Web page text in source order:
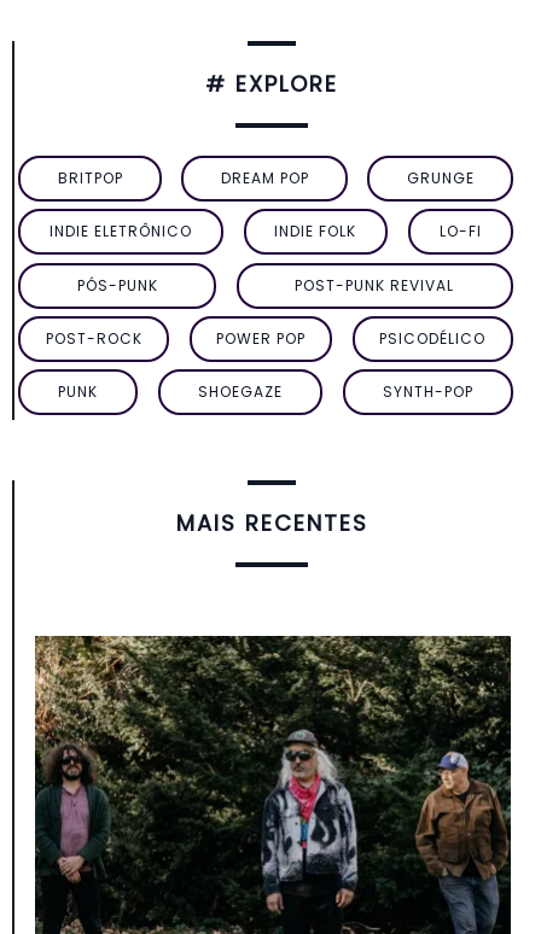
# EXPLORE
BRITPOP DREAM POP GRUNGE
INDIE ELETRÔNICO INDIE FOLK LO-FI
PÓS-PUNK POST-PUNK REVIVAL
POST-ROCK POWER POP PSICODÉLICO
PUNK SHOEGAZE SYNTH-POP
MAIS RECENTES